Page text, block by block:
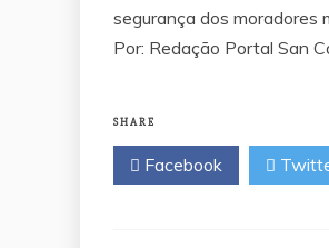
segurança dos moradores
Por: Redação Portal San
SHARE
Facebook